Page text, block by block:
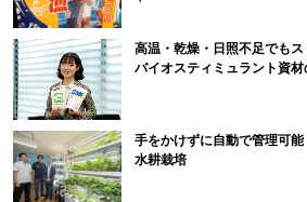
高温・乾燥・日照不足でもス
バイオスティミュラント資材
手をかけずに自動で管理可
水耕栽培